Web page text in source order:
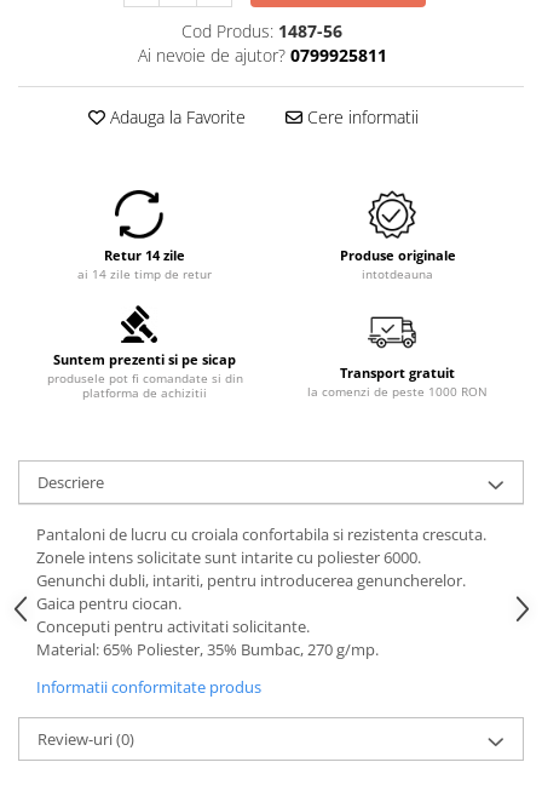
Cod Produs: 1487-56
Ai nevoie de ajutor? 0799925811
Adauga la Favorite Cere informatii
Retur 14 zile
ai 14 zile timp de retur
Produse originale
intotdeauna
Suntem prezenti si pe sicap
produsele pot fi comandate si din
platforma de achizitii
Transport gratuit
la comenzi de peste 1000 RON
Descriere
Pantaloni de lucru cu croiala confortabila si rezistenta crescuta.
Zonele intens solicitate sunt intarite cu poliester 6000.
Genunchi dubli, intariti, pentru introducerea genuncherelor.
Gaica pentru ciocan.
Conceputi pentru activitati solicitante.
Material: 65% Poliester, 35% Bumbac, 270 g/mp.
Informatii conformitate produs
Review-uri(0)